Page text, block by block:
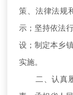
策、法律法规
示；坚持依法
设；制定本乡
实施。
二、认真履